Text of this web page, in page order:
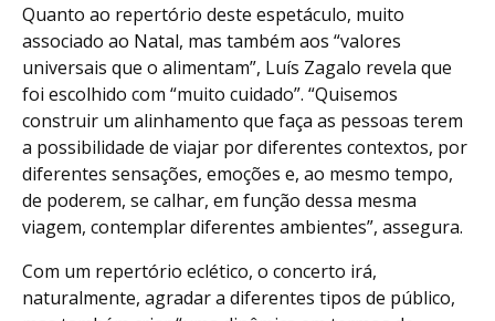
Quanto ao repertório deste espetáculo, muito
associado ao Natal, mas também aos “valores
universais que o alimentam”, Luís Zagalo revela que
foi escolhido com “muito cuidado”. “Quisemos
construir um alinhamento que faça as pessoas terem
a possibilidade de viajar por diferentes contextos, por
diferentes sensações, emoções e, ao mesmo tempo,
de poderem, se calhar, em função dessa mesma
viagem, contemplar diferentes ambientes”, assegura.
Com um repertório eclético, o concerto irá,
naturalmente, agradar a diferentes tipos de público,